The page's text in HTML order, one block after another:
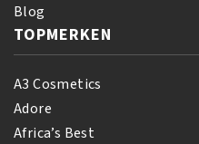
Blog
TOPMERKEN
A3 Cosmetics
Adore
Africa’s Best